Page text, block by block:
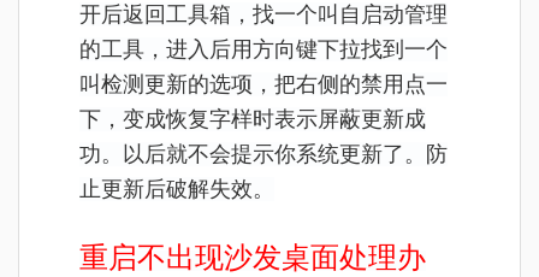
开后返回工具箱，找一个叫自启动管理
的工具，进入后用方向键下拉找到一个
叫检测更新的选项，把右侧的禁用点一
下，变成恢复字样时表示屏蔽更新成
功。以后就不会提示你系统更新了。防
止更新后破解失效。
重启不出现沙发桌面处理办